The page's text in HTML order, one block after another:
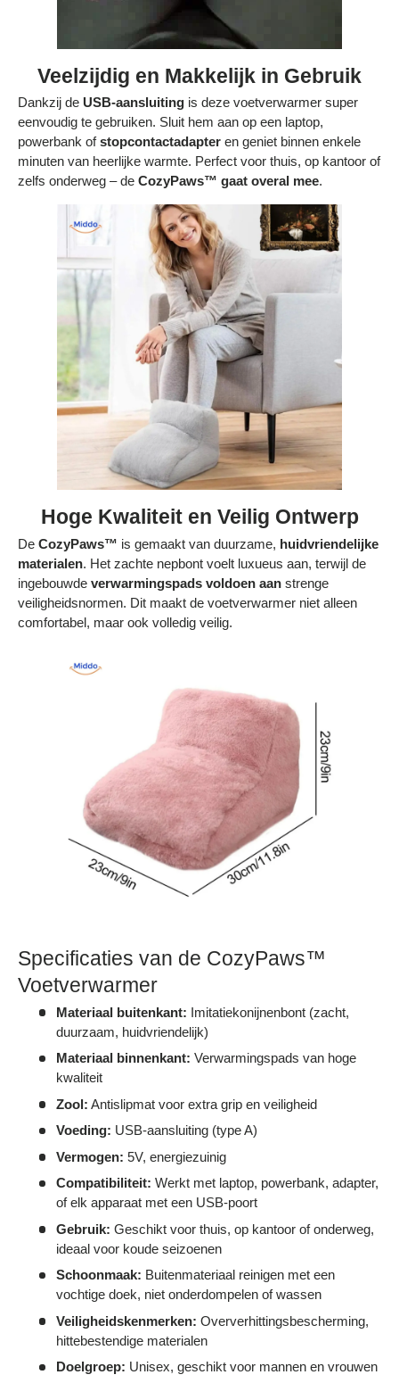
Veelzijdig en Makkelijk in Gebruik
Dankzij de USB-aansluiting is deze voetverwarmer super
eenvoudig te gebruiken. Sluit hem aan op een laptop,
powerbank ofstopcontactadapter en geniet binnen enkele
minuten van heerlijke warmte. Perfect voor thuis, op kantoor of
zelfs onderweg – de CozyPaws™ gaat overal mee.
Hoge Kwaliteit en Veilig Ontwerp
De CozyPaws™ is gemaakt van duurzame, huidvriendelijke
materialen. Het zachte nepbont voelt luxueus aan, terwijl de
ingebouwde verwarmingspads voldoen aan strenge
veiligheidsnormen. Dit maakt de voetverwarmer niet alleen
comfortabel, maar ook volledig veilig.
Specificaties van de CozyPaws™
Voetverwarmer
Materiaal buitenkant: Imitatiekonijnenbont (zacht,
duurzaam, huidvriendelijk)
Materiaal binnenkant: Verwarmingspads van hoge
kwaliteit
Zool: Antislipmat voor extra grip en veiligheid
Voeding: USB-aansluiting (type A)
Vermogen: 5V, energiezuinig
Compatibiliteit: Werkt met laptop, powerbank, adapter,
of elk apparaat met een USB-poort
Gebruik: Geschikt voor thuis, op kantoor of onderweg,
ideaal voor koude seizoenen
Schoonmaak: Buitenmateriaal reinigen met een
vochtige doek, niet onderdompelen of wassen
Veiligheidskenmerken: Oververhittingsbescherming,
hittebestendige materialen
Doelgroep: Unisex, geschikt voor mannen en vrouwen